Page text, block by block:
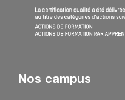
Nos campus